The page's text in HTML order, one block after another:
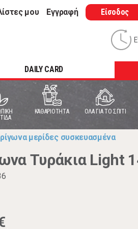
μου Εγγραφή Είσοδος
DAILY CARD
ΚΑΘΑΡΙΟΤΗΤΑ ΟΛΑ ΓΙΑ ΤΟ ΣΠΙΤΙ
μερίδες συσκευασμένα
Τυράκια Light